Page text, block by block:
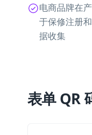
电商品牌在
于保修注册
据收集
表单 QR